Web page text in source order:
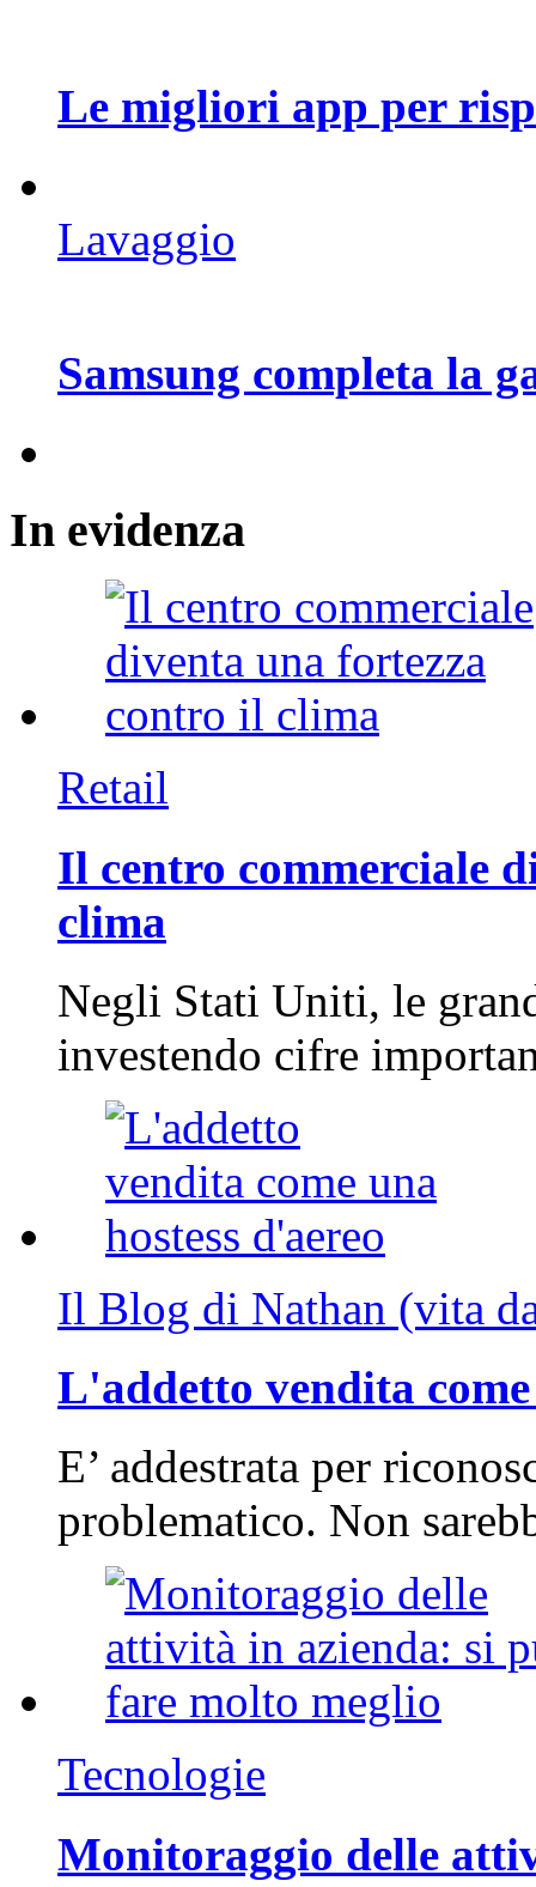
Le migliori app per
Lavaggio
Samsung completa la
In evidenza
Retail
Il centro commerciale
clima
Negli Stati Uniti, le
investendo cifre
Il Blog di Nathan (vita
L'addetto vendita
E’ addestrata per
problematico. Non
Tecnologie
Monitoraggio delle